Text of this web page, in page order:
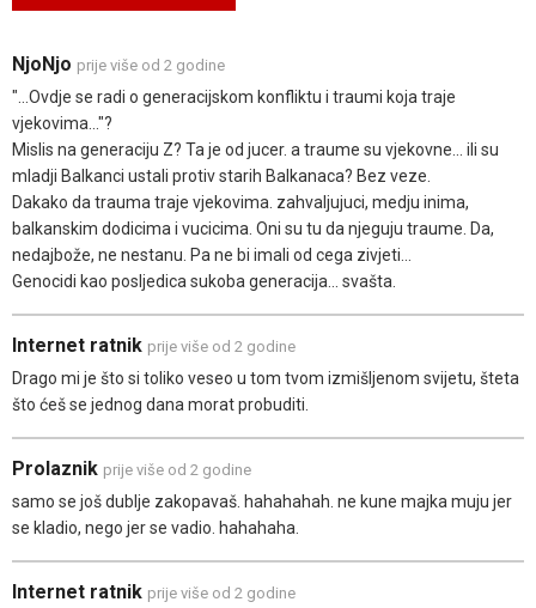
NjoNjo prije više od 2 godine
"...Ovdje se radi o generacijskom konfliktu i traumi koja traje
vjekovima..."?
Mislis na generaciju Z? Ta je od jucer. a traume su vjekovne... ili su
mladji Balkanci ustali protiv starih Balkanaca? Bez veze.
Dakako da trauma traje vjekovima. zahvaljujuci, medju inima,
balkanskim dodicima i vucicima. Oni su tu da njeguju traume. Da,
nedajbože, ne nestanu. Pa ne bi imali od cega zivjeti...
Genocidi kao posljedica sukoba generacija... svašta.
Internet ratnik prije više od 2 godine
Drago mi je što si toliko veseo u tom tvom izmišljenom svijetu, šteta
što ćeš se jednog dana morat probuditi.
Prolaznik prije više od 2 godine
samo se još dublje zakopavaš. hahahahah. ne kune majka muju jer
se kladio, nego jer se vadio. hahahaha.
Internet ratnik prije više od 2 godine